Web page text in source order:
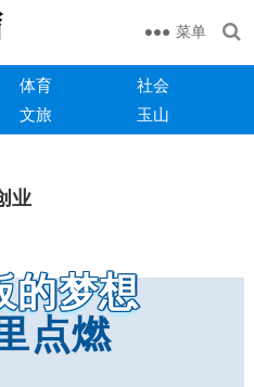
菜单
体育
社会
文旅 玉山
业
的梦想
点燃